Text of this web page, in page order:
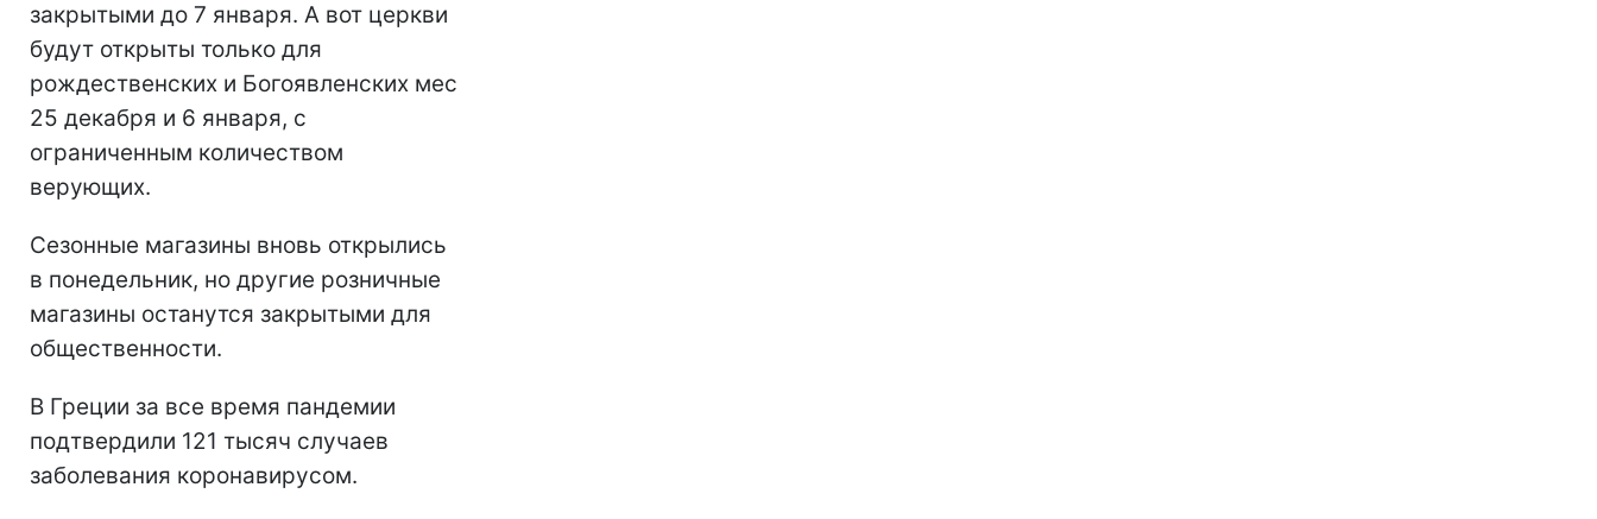
закрытыми до 7 января. А вот церкви
будут открыты только для
рождественских и Богоявленских мес
25 декабря и 6 января, с
ограниченным количеством
верующих.
Сезонные магазины вновь открылись
в понедельник, но другие розничные
магазины останутся закрытыми для
общественности.
В Греции за все время пандемии
подтвердили 121 тысяч случаев
заболевания коронавирусом.